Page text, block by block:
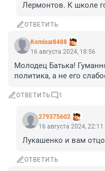
Лермонтов. К школе
ОТВЕТИТЬ
Komisar8488
16 августа 2024, 18:56
Молодец Батька!
политика, а не его
ОТВЕТИТЬ 1
279375602
16 августа 2024, 22:11
Лукашенко и вам
ОТВЕТИТЬ